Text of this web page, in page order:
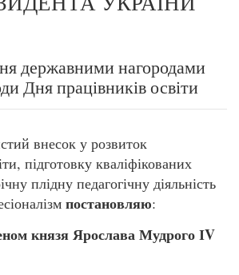
державними нагородами
Дня працівників освіти
внесок у розвиток
підготовку кваліфікованих
плідну педагогічну діяльність
постановляю:
князя Ярослава Мудрого ІV